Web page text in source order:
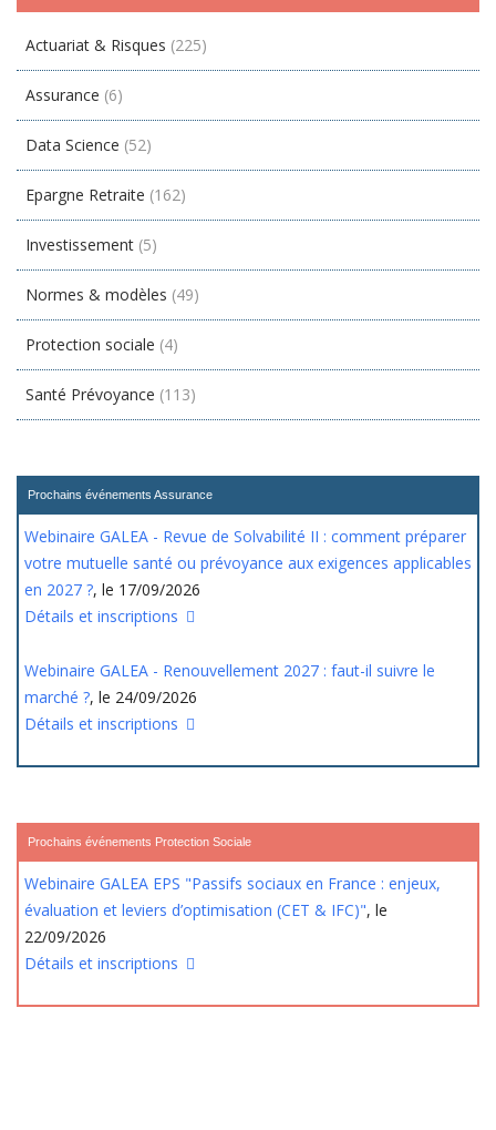
Actuariat & Risques (225)
Assurance (6)
Data Science (52)
Epargne Retraite (162)
Investissement (5)
Normes & modèles (49)
Protection sociale (4)
Santé Prévoyance (113)
Prochains événements Assurance
Webinaire GALEA - Revue de Solvabilité II : comment préparer
votre mutuelle santé ou prévoyance aux exigences applicables
en 2027 ?, le 17/09/2026
Détails et inscriptions
Webinaire GALEA - Renouvellement 2027 : faut-il suivre le
marché ?, le 24/09/2026
Détails et inscriptions
Prochains événements Protection Sociale
Webinaire GALEA EPS "Passifs sociaux en France : enjeux,
évaluation et leviers d’optimisation (CET & IFC)", le
22/09/2026
Détails et inscriptions